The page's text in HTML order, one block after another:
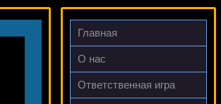
Главная
О нас
Ответственная игра